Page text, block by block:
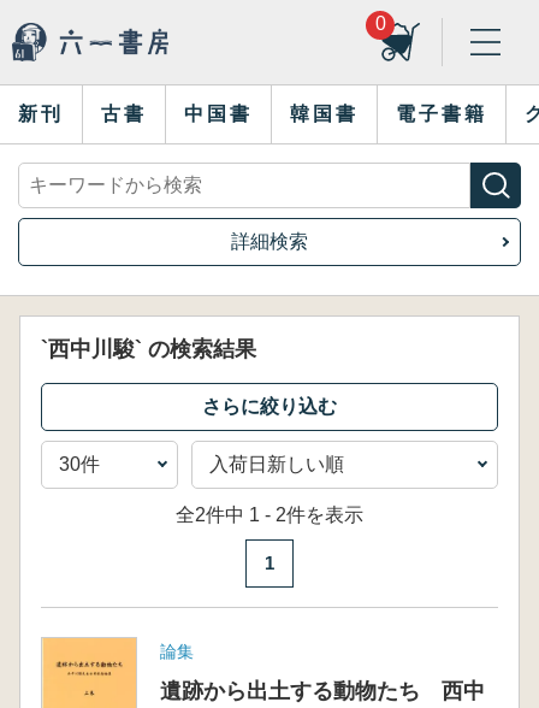
0
新刊 古書 中国書 韓国書 電子書籍
詳細検索
`西中川駿` の検索結果
全2件中 1 - 2件を表示
1
論集
遺跡から出土する動物たち 西中